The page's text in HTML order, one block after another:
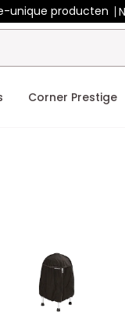
unique producten
Corner Prestige